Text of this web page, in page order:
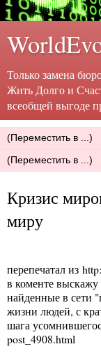
Только замена
Жить Долго и
всеобщей выгоде
Кризис
миру
перепечатал из
в коменте
найденные в сети
жизни людей, с
шага
post_4908.html